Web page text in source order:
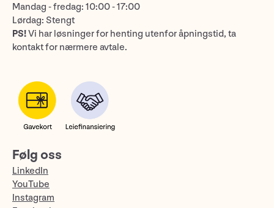
Mandag - fredag: 10:00 - 17:00
Lørdag: Stengt
PS!Vi har løsninger for henting utenfor åpningstid, ta
kontakt for nærmere avtale.
Følg oss
LinkedIn
YouTube
Instagram